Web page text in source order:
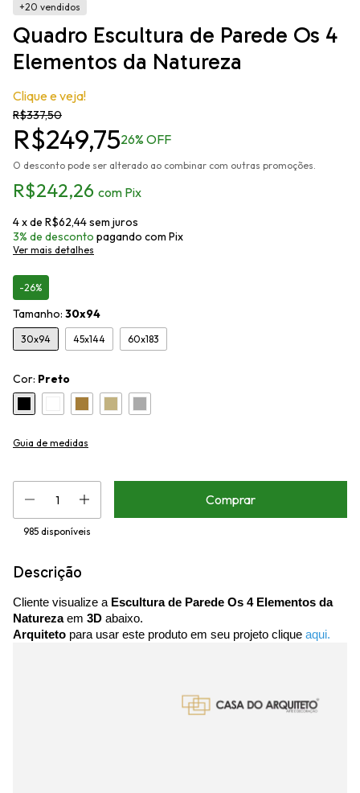
+20 vendidos
Quadro Escultura de Parede Os 4
Elementos da Natureza
Clique e veja!
R$337,50
R$249,7526% OFF
O desconto pode ser alterado ao combinar com outras promoções.
R$242,26 com Pix
4x de R$62,44sem juros
3% de desconto pagando com Pix
Ver mais detalhes
-26%
Tamanho: 30x94
30x94 45x144 60x183
Cor: Preto
Guia de medidas
985 disponíveis
Descrição
Cliente visualize a Escultura de Parede Os 4 Elementos da
Naturezaem 3D abaixo.
Arquiteto para usar este produto em seu projeto clique aqui.